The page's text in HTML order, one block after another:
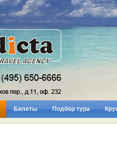
Билеты Подбор тура